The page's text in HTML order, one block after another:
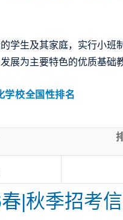
学生及其家庭，实行小班
展为主要特色的优质基础
学校全国性排名
|秋季招考